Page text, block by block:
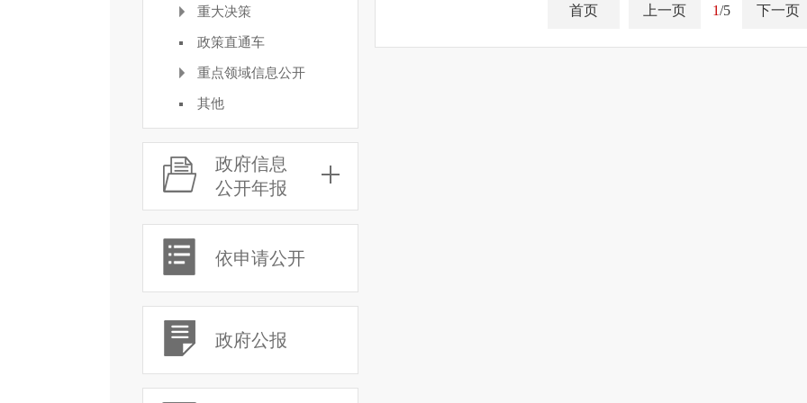
重大决策
政策直通车
重点领域信息公开
其他
政府信息
公开年报
依申请公开
政府公报
首页 上一页 1/5 下一页